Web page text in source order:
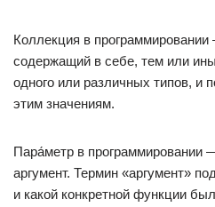
Коллекция в
содержащий в себе, тем или
одного или различных типов, и
этим значениям.
Пара́метр в программировании
аргумент. Термин «аргумент»
и какой конкретной функции